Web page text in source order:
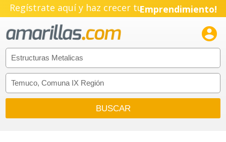
Regístrate aquí y haz crecer tuPyme!
